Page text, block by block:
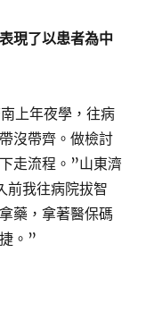
現了以患者為中
上年夜學，往病
沒帶齊。做檢討
走流程。”山東濟
前我往病院拔智
藥，拿著醫保碼
。”